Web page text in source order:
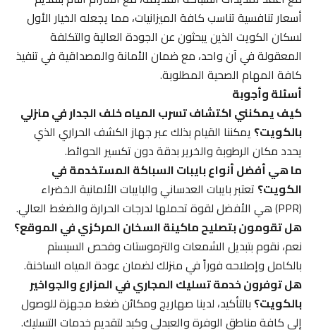
أسعار تنافسية تناسب كافة الميزانيات، مما يجعله الخيار الأول
لسكان الكويت الذين يبحثون عن الجودة العالية والتكلفة
المعقولة في آن واحد، مع ضمان الأمانة والمصداقية في تنفيذ
كافة المهام الصحية المطلوبة.
أسئلة وأجوبة
كيف يمكنني اكتشاف تسرب المياه خلف الجدار في منزلي
بالكويت؟يمكننا القيام بذلك عبر جهاز الكشف الحراري الذي
يحدد مكان الرطوبة والخرير بدقة دون تكسير الحوائط.
ما هي أفضل أنواع بايبات السباكة المستخدمة في
الكويت؟تعتبر بايبات العدساني والبايبات الألمانية الخضراء
هل تقومون بتصليح ماكينة السخان المركزي في الموقع؟
نعم، نقوم بتبديل الشمعات والترموستات وفحص السيستم
بالكامل وإصلاحه فوراً في منزلك لضمان عودة المياه الساخنة.
هل توفرون خدمة تسليك المجاري في المزارع والجواخير
بالكويت؟بالتأكيد، لدينا صهاريج ومكائن ضغط مجهزة للوصول
إلى كافة مناطق الوفرة والعبدلي وكبد لتقديم خدمات التسليك.